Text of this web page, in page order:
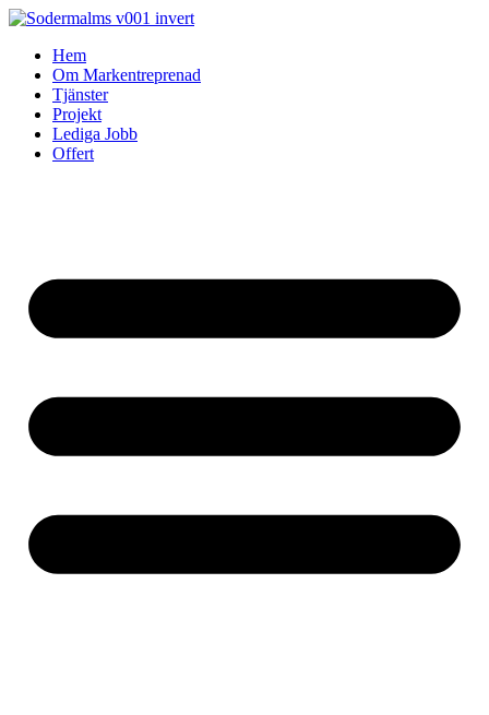
Skip
contentHem
Om Markentreprenad
Tjänster
Projekt
Lediga Jobb
Offert